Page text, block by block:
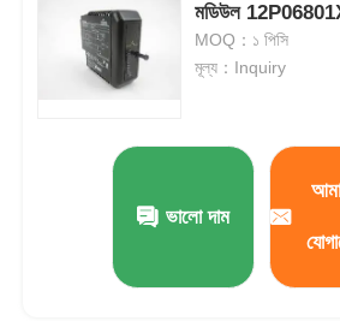
মডিউল
MOQ：১ পিসি
মূল্য：Inquiry
ভালো দাম